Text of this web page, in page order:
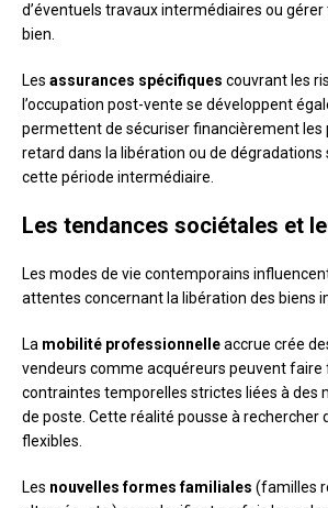
d’éventuels travaux intermédiaires ou
bien.
Les assurances spécifiques couvrant les
l’occupation post-vente se développent
permettent de sécuriser financièrement les
retard dans la libération ou de
cette période intermédiaire.
Les tendances sociétales et
Les modes de vie contemporains
attentes concernant la libération des biens
La mobilité professionnelleaccrue crée
vendeurs comme acquéreurs peuvent faire
contraintes temporelles strictes liées à des
de poste. Cette réalité pousse à rechercher
flexibles.
Les nouvelles formes familiales (familles